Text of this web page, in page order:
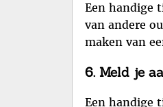
Een handige
van andere
maken van
6. Meld je
Een handige